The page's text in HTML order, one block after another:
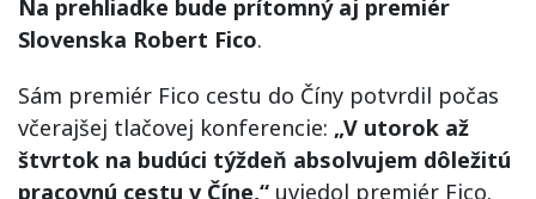
Na prehliadke bude prítomný aj premiér
Slovenska Robert Fico.
Sám premiér Fico cestu do Číny potvrdil počas
včerajšej tlačovej konferencie: „V utorok až
štvrtok na budúci týždeň absolvujem dôležitú
pracovnú cestu v Číne,“ uviedol premiér Fico.